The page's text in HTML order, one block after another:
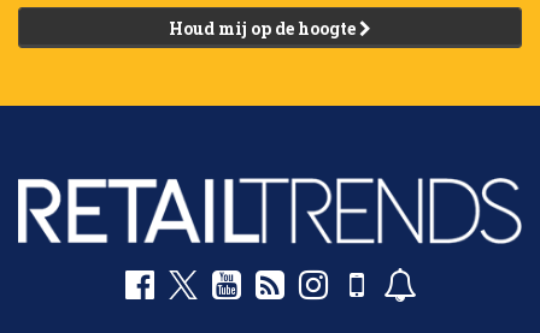
Houd mij op de hoogte